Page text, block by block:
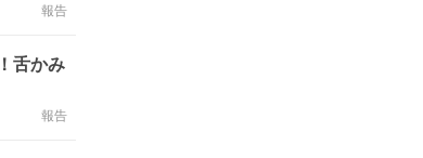
報告
舌かみ
報告